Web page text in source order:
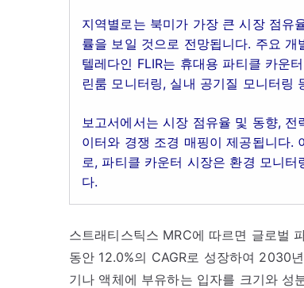
지역별로는 북미가 가장 큰 시장 점유
률을 보일 것으로 전망됩니다. 주요
텔레다인 FLIR는 휴대용 파티클 카운
린룸 모니터링, 실내 공기질 모니터링
보고서에서는 시장 점유율 및 동향,
이터와 경쟁 조경 매핑이 제공됩니다.
로, 파티클 카운터 시장은 환경 모니
다.
스트래티스틱스 MRC에 따르면 글로벌
동안 12.0%의 CAGR로 성장하여 2030
기나 액체에 부유하는 입자를 크기와 성